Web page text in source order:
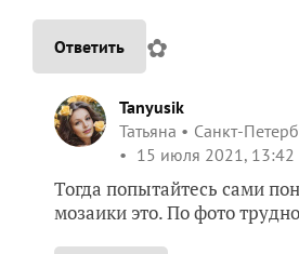
Ответить ✿
Tanyusik
Татьяна
Санкт-
15 июля 2021, 13:42
Тогда попытайтесь сами
мозаики это. По фото